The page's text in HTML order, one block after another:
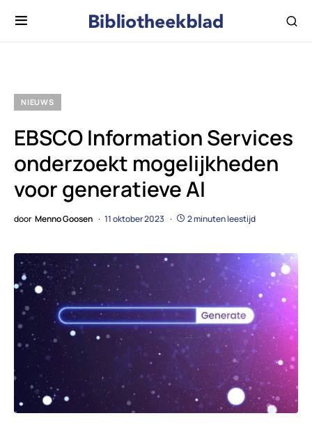
NIEUWS
EBSCO Information Services
onderzoekt mogelijkheden
voor generatieve AI
door Menno Goosen 11 oktober 2023 2 minuten leestijd